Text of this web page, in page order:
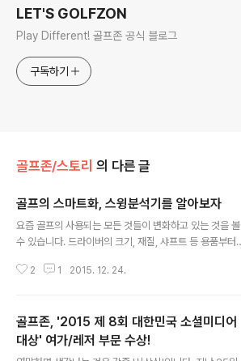
LET'S GOLFZON
Play Different! 골프존 공식 블로그
구독하기
골프존/스토리 의 다른 글
골프의 스마트화, 스윙분석기를 알아보자
요즘 골프의 사용되는 모든 것들이 변화하고 있는 것을 볼
수 있습니다. 드라이버의 크기, 재질, 샤프트 등 용품부터
적용되고 있는데요. 최근에 나온 골프용품들은 IT 기술과
실시간으로 알려줍니다. 또한 이런 기기는 골프장 코스를
미리 데이터화 해 정확한 정보를 제공하고 있습니다. 그 뿐
만 아니라 경사도, 거리 등 골프에 필요한 모든 부분에 도움
2 1 2015. 12. 24.
골프존, '2015 제 8회 대한민국 소셜미디어
대상' 여가/레저 부문 수상!